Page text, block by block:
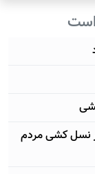
است
نسل کشی مردم